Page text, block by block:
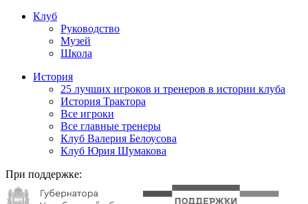
Клуб
Руководство
Музей
Школа
История
25 лучших игроков и тренеров в истории клуба
История Трактора
Все игроки
Все главные тренеры
Клуб Валерия Белоусова
Клуб Юрия Шумакова
При поддержке: